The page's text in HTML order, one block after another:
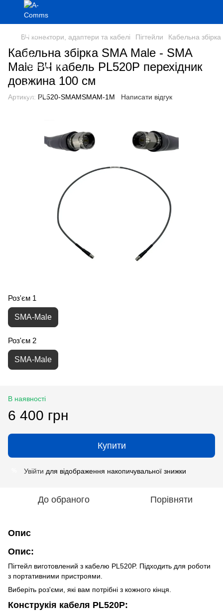
ВЧ конектори, адаптери та кабелі Пігтейли Кабельна
Кабельна збірка SMA Male - SMA
Male ВЧ кабель PL520P перехідник
довжина 100 см
Артикул: PL520-SMAMSMAM-1M Написати відгук
Роз'єм 1
SMA-Male
Роз'єм 2
SMA-Male
В наявності
6 400 грн
Купити
Увійти для відображення накопичувальної знижки
До обраного Порівняти
Опис
Опис:
Пігтейл виготовлений з кабелю PL520P. Підходить для роботи
з портативними пристроями.
Виберіть роз'єми, які вам потрібні з кожного кінця.
Конструкія кабеля PL520P: